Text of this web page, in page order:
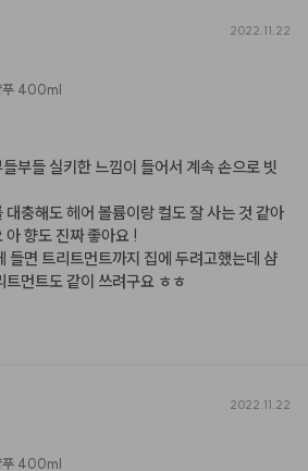
2022.11.22
푸 400ml
부들 실키한 느낌이 들어서 계속 손으로 빗
향도 진짜 좋아요 !
들면 트리트먼트까지 집에 두려고했는데 샴
먼트도 같이 쓰려구요 ㅎㅎ
2022.11.22
푸 400ml